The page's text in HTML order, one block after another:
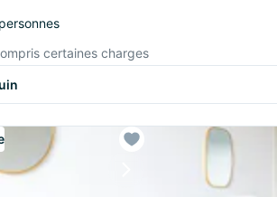
certaines charges